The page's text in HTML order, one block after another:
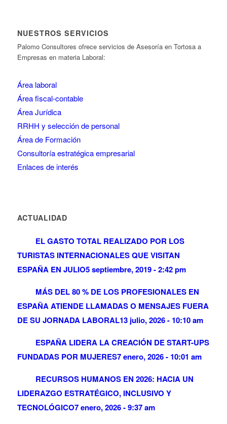
NUESTROS SERVICIOS
Palomo Consultores ofrece servicios de Asesoría en Tortosa a
Empresas en materia Laboral:
Área laboral
Área fiscal-contable
Área Jurídica
RRHH y selección de personal
Área de Formación
Consultoría estratégica empresarial
Enlaces de interés
ACTUALIDAD
EL GASTO TOTAL REALIZADO POR LOS
TURISTAS INTERNACIONALES QUE VISITAN
ESPAÑA EN JULIO5 septiembre, 2019 - 2:42 pm
MÁS DEL 80 % DE LOS PROFESIONALES EN
ESPAÑA ATIENDE LLAMADAS O MENSAJES FUERA
DE SU JORNADA LABORAL13 julio, 2026 - 10:10 am
ESPAÑA LIDERA LA CREACIÓN DE START-UPS
FUNDADAS POR MUJERES7 enero, 2026 - 10:01 am
RECURSOS HUMANOS EN 2026: HACIA UN
LIDERAZGO ESTRATÉGICO, INCLUSIVO Y
TECNOLÓGICO7 enero, 2026 - 9:37 am